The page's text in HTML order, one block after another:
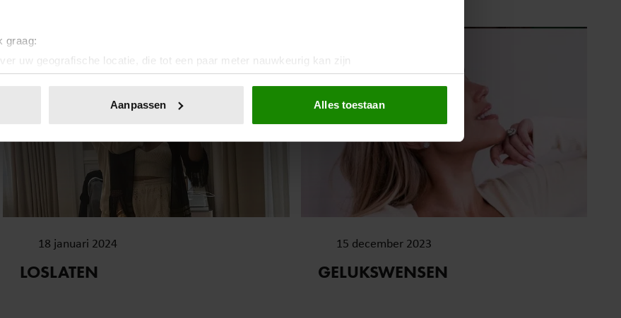
graag:
uw geografische locatie, die tot een paar meter nauwkeurig kan zijn
door het actief te scannen op specifieke eigenschappen (fingerprinting)
of intrekken in de Cookieverklaring.
en advertenties te personaliseren, om functies voor social media te bieden en om ons
delen we informatie over uw gebruik van onze site met onze partners voor social
partners kunnen deze gegevens combineren met andere informatie die u aan ze heeft
op basis van uw gebruik van hun services. U gaat akkoord met onze cookies als u
Aanpassen Alles toestaan
18 januari 2024
LOSLATEN
15 december 2023
GELUKSWENSEN